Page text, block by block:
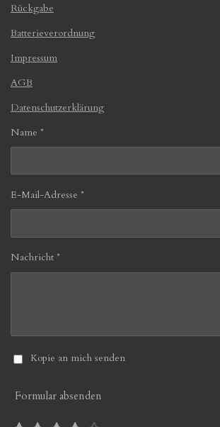
Rückgabe
Batterieverordnung
Impressum
AGB
Datenschutzerklärung
Name *
E-Mail-Adresse *
Nachricht *
Kopie an mich senden
Formular absenden